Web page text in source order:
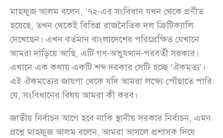
মাহফুজ আলম বলেন, ‘৭২-এর সংবিধান যখন থেকে প্রণীত
হয়েছে, তখন থেকেই বিভিন্ন রাজনৈতিক দল ক্রিটিক্যালি
দেখেছেন। এখন বর্তমান বাংলাদেশের পরিপ্রেক্ষিত যেখানে
আমরা দাঁড়িয়ে আছি, এটি গণ-অভু্যত্থান-পরবর্তী সরকার।
এখানে এক কথায় একটি শব্দ দরকার সেটি হচ্ছে ‘ঐকমত্য’।
এই ঐকমত্যের জায়গা থেকে যদি আমরা লক্ষ্যে পৌঁছাতে পারি
যে, সংবিধানের বিষয় আমরা কী করব।
জাতীয় নির্বাচন আগে হবে নাকি স্থানীয় সরকার নির্বাচন, এমন
প্রশ্নে মাহফুজ আলম বলেন, আমরা আসলে প্রশাসক দিয়ে